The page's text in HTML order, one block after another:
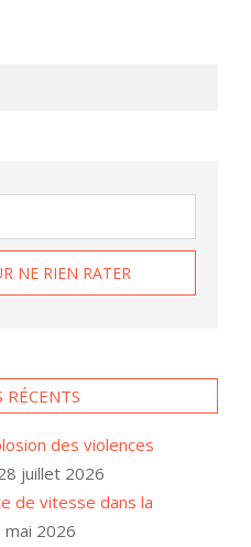
RÉCENTS
des violences
juillet 2026
de vitesse dans la
mai 2026